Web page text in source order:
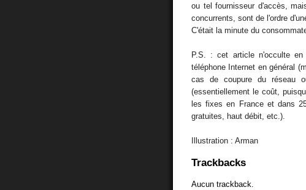
ou tel fournisseur d'accès,
concurrents, sont de l'ordre
C'était la minute du
P.S. : cet article n'occulte
téléphone Internet en général
cas de coupure du réseau
(essentiellement le coût,
les fixes en France et dans
gratuites, haut débit, etc.).
Illustration : Arman
Trackbacks
Aucun trackback.